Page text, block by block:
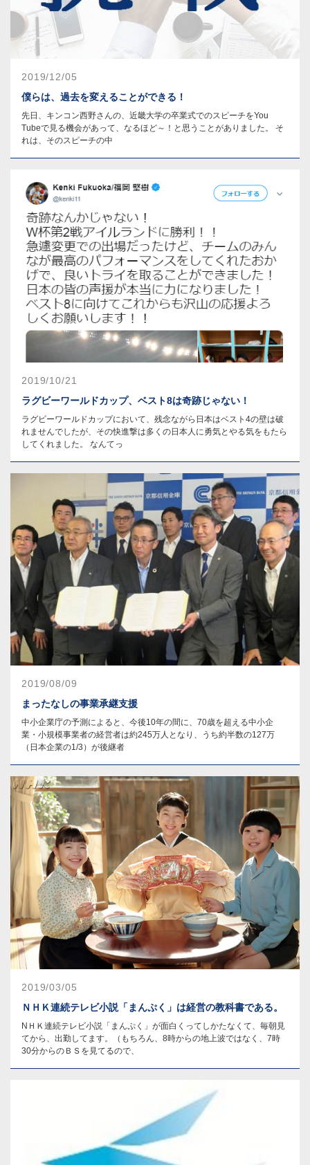
2019/12/05
僕らは、過去を変えることができる！
先日、キンコン西野さんの、近畿大学の卒業式でのスピーチをYou
Tubeで見る機会があって、なるほど～！と思うことがありました。 そ
れは、そのスピーチの中
2019/10/21
ラグビーワールドカップ、ベスト8は奇跡じゃない！
ラグビーワールドカップにおいて、残念ながら日本はベスト4の壁は破
れませんでしたが、その快進撃は多くの日本人に勇気とやる気をもたら
してくれました。 なんてっ
2019/08/09
まったなしの事業承継支援
中小企業庁の予測によると、今後10年の間に、70歳を超える中小企
業・小規模事業者の経営者は約245万人となり、うち約半数の127万
（日本企業の1/3）が後継者
2019/03/05
ＮＨＫ連続テレビ小説「まんぷく」は経営の教科書である。
NＨＫ連続テレビ小説「まんぷく」が面白くってしかたなくて、毎朝見
てから、出勤してます。（もちろん、8時からの地上波ではなく、7時
30分からのＢＳを見てるので、